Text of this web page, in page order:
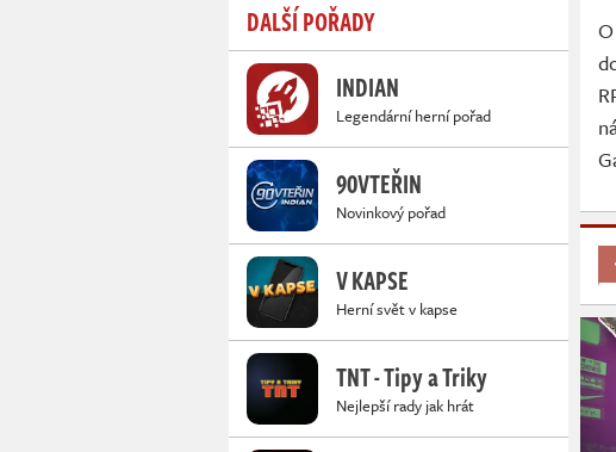
DALŠÍ POŘADY
INDIAN
Legendární herní pořad
90VTEŘIN
Novinkový pořad
V KAPSE
Herní svět v kapse
TNT - Tipy a Triky
Nejlepší rady jak hrát